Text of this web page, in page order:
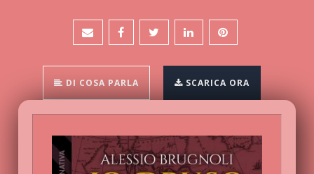
DI COSA PARLA SCARICA ORA